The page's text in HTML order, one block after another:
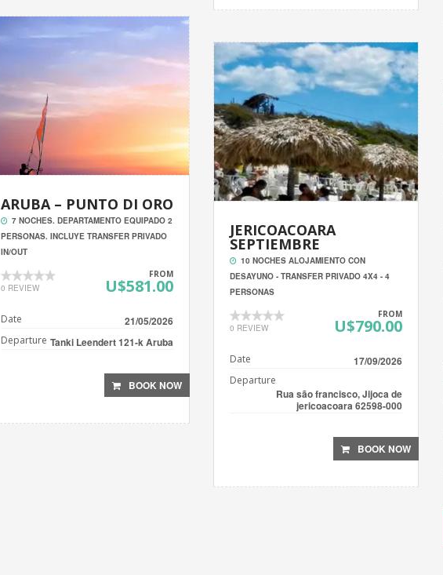
ARUBA – PUNTO DI ORO
7 NOCHES. DEPARTAMENTO EQUIPADO 2
PERSONAS. INCLUYE TRANSFER PRIVADO
IN/OUT
0 REVIEW
FROM
U$581.00
Date 21/05/2026
Departure Tanki Leendert 121-k Aruba
BOOK NOW
JERICOACOARA
SEPTIEMBRE
10 NOCHES ALOJAMIENTO CON
DESAYUNO - TRANSFER PRIVADO 4X4 - 4
PERSONAS
0 REVIEW
FROM
U$790.00
Date 17/09/2026
Departure
Rua são francisco, Jijoca de
jericoacoara 62598-000
BOOK NOW